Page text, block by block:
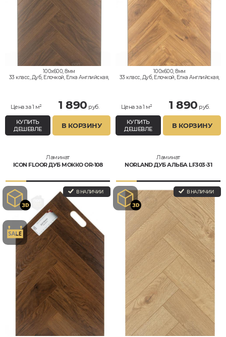
100x600, 8мм
33 класс, Дуб, Елочкой, Елка Английская,
Цена за 1 м² 1 890 руб.
КУПИТЬ
ДЕШЕВЛЕ
В КОРЗИНУ
100x600, 8мм
33 класс, Дуб, Елочкой, Елка Английская,
Цена за 1 м² 1 890 руб.
КУПИТЬ
ДЕШЕВЛЕ
В КОРЗИНУ
Ламинат
ICON FLOOR ДУБ МОККО OR-108
В НАЛИЧИИ
Ламинат
NORLAND ДУБ АЛЬБА LF303-31
В НАЛИЧИИ